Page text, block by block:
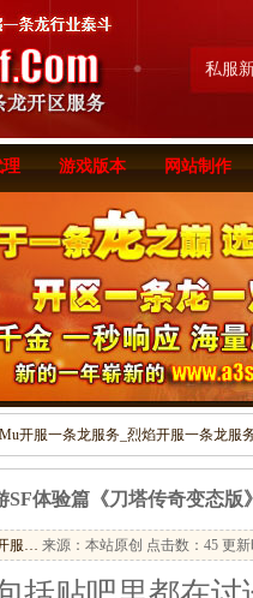
私服
理 游戏版本 网站制作
开服一条龙服务_烈焰开服一条龙服
SF体验篇《刀塔传奇变态版
服… 来源：本站原创 点击数： 45 更新